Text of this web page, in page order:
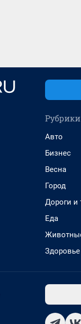
Рубрики
Авто
Бизнес
Весна
Город
Дороги и
Еда
Здоровье